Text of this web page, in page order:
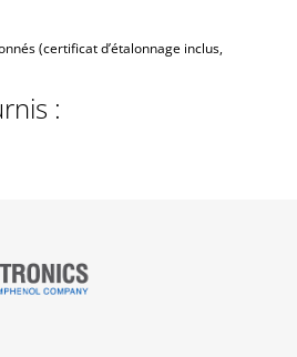
(certificat d’étalonnage inclus,
: